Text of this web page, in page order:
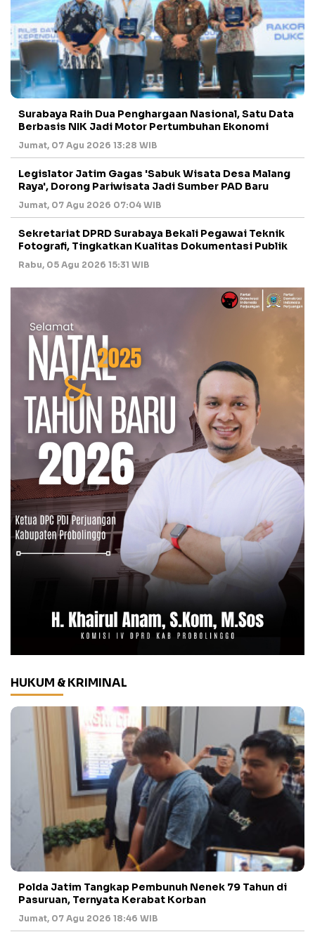
Surabaya Raih Dua Penghargaan Nasional, Satu Data
Berbasis NIK Jadi Motor Pertumbuhan Ekonomi
Jumat, 07 Agu 2026 13:28 WIB
Legislator Jatim Gagas 'Sabuk Wisata Desa Malang
Raya', Dorong Pariwisata Jadi Sumber PAD Baru
Jumat, 07 Agu 2026 07:04 WIB
Sekretariat DPRD Surabaya Bekali Pegawai Teknik
Fotografi, Tingkatkan Kualitas Dokumentasi Publik
Rabu, 05 Agu 2026 15:31 WIB
HUKUM & KRIMINAL
Polda Jatim Tangkap Pembunuh Nenek 79 Tahun di
Pasuruan, Ternyata Kerabat Korban
Jumat, 07 Agu 2026 18:46 WIB